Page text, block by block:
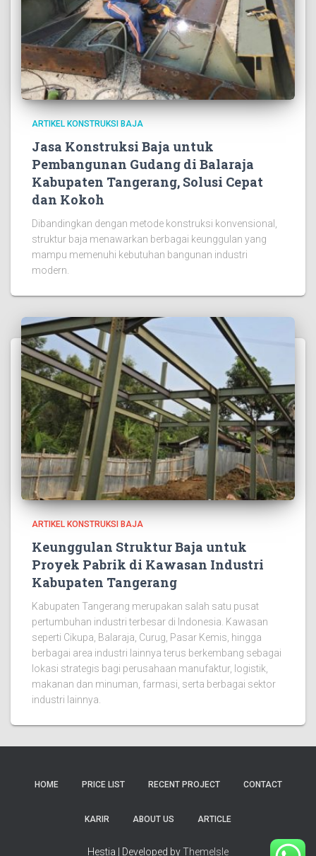
ARTIKEL KONSTRUKSI BAJA
Jasa Konstruksi Baja untuk
Pembangunan Gudang di Balaraja
Kabupaten Tangerang, Solusi Cepat
dan Kokoh
Dibandingkan dengan metode konstruksi konvensional,
struktur baja menawarkan berbagai keunggulan yang
mampu memenuhi kebutuhan bangunan industri
modern.
ARTIKEL KONSTRUKSI BAJA
Keunggulan Struktur Baja untuk
Proyek Pabrik di Kawasan Industri
Kabupaten Tangerang
Kabupaten Tangerang merupakan salah satu pusat
pertumbuhan industri terbesar di Indonesia. Kawasan
seperti Cikupa, Balaraja, Curug, Pasar Kemis, hingga
berbagai area industri lainnya terus berkembang sebagai
lokasi strategis bagi perusahaan manufaktur, logistik,
makanan dan minuman, farmasi, serta berbagai sektor
industri lainnya.
HOME PRICE LIST RECENT PROJECT CONTACT
KARIR ABOUT US ARTICLE
Hestia | Developed byThemeIsle